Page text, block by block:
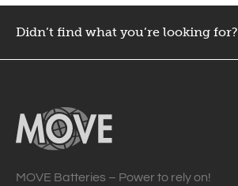
Didn’t find what you’re looking for?
MOVE Batteries – Power to rely on!